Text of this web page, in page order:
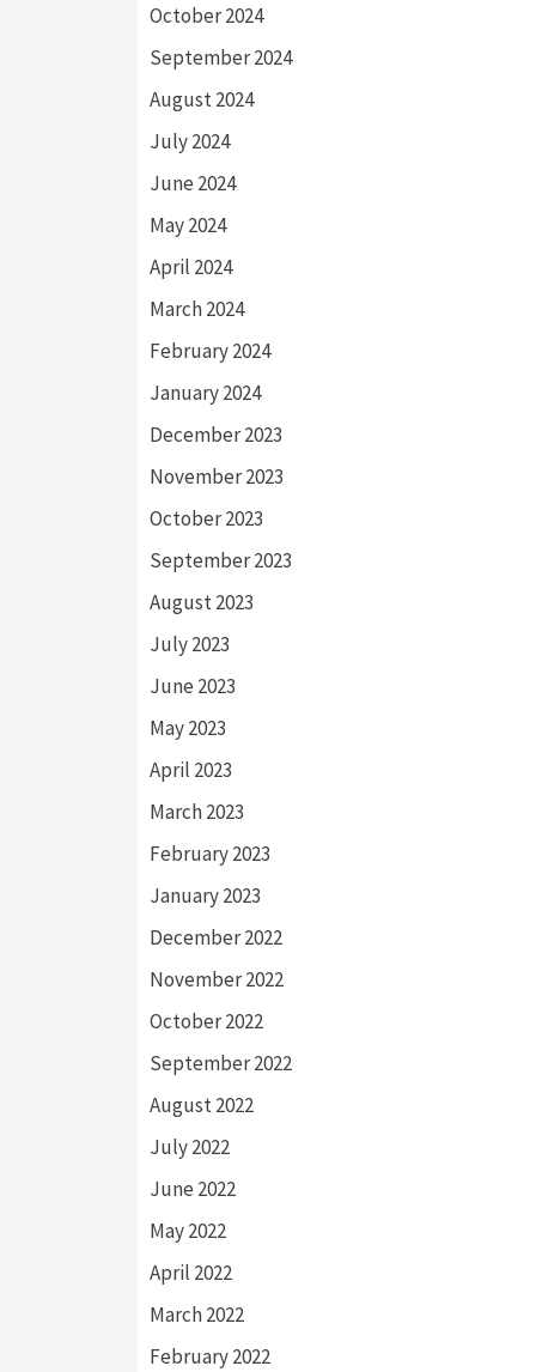
October 2024
September 2024
August 2024
July 2024
June 2024
May 2024
April 2024
March 2024
February 2024
January 2024
December 2023
November 2023
October 2023
September 2023
August 2023
July 2023
June 2023
May 2023
April 2023
March 2023
February 2023
January 2023
December 2022
November 2022
October 2022
September 2022
August 2022
July 2022
June 2022
May 2022
April 2022
March 2022
February 2022